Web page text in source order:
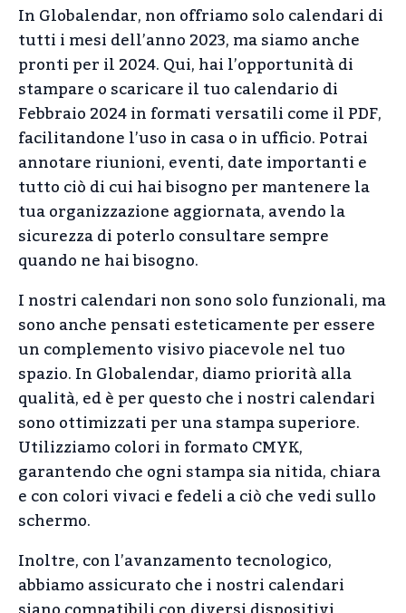
In Globalendar, non offriamo solo calendari di
tutti i mesi dell’anno 2023, ma siamo anche
pronti per il 2024. Qui, hai l’opportunità di
stampare o scaricare il tuo calendario di
Febbraio 2024 in formati versatili come il PDF,
facilitandone l’uso in casa o in ufficio. Potrai
annotare riunioni, eventi, date importanti e
tutto ciò di cui hai bisogno per mantenere la
tua organizzazione aggiornata, avendo la
sicurezza di poterlo consultare sempre
quando ne hai bisogno.
I nostri calendari non sono solo funzionali, ma
sono anche pensati esteticamente per essere
un complemento visivo piacevole nel tuo
spazio. In Globalendar, diamo priorità alla
qualità, ed è per questo che i nostri calendari
sono ottimizzati per una stampa superiore.
Utilizziamo colori in formato CMYK,
garantendo che ogni stampa sia nitida, chiara
e con colori vivaci e fedeli a ciò che vedi sullo
schermo.
Inoltre, con l’avanzamento tecnologico,
abbiamo assicurato che i nostri calendari